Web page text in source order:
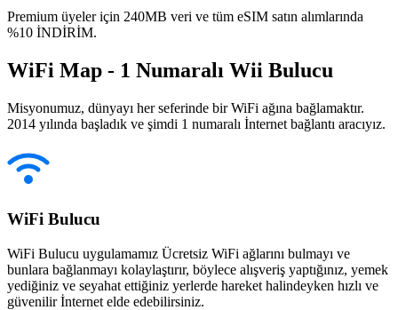
Premium üyeler için 240MB veri ve tüm eSIM satın alımlarında
%10 İNDİRİM.
WiFi Map - 1 Numaralı Wii Bulucu
Misyonumuz, dünyayı her seferinde bir WiFi ağına bağlamaktır.
2014 yılında başladık ve şimdi 1 numaralı İnternet bağlantı aracıyız.
WiFi Bulucu
WiFi Bulucu uygulamamız Ücretsiz WiFi ağlarını bulmayı ve
bunlara bağlanmayı kolaylaştırır, böylece alışveriş yaptığınız, yemek
yediğiniz ve seyahat ettiğiniz yerlerde hareket halindeyken hızlı ve
güvenilir İnternet elde edebilirsiniz.